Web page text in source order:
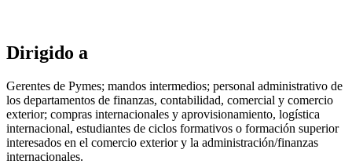
Dirigido a
Gerentes de Pymes; mandos intermedios; personal administrativo de
los departamentos de finanzas, contabilidad, comercial y comercio
exterior; compras internacionales y aprovisionamiento, logística
internacional, estudiantes de ciclos formativos o formación superior
interesados en el comercio exterior y la administración/finanzas
internacionales.